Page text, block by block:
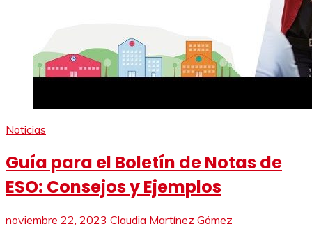
Noticias
Guía para el Boletín de Notas de
ESO: Consejos y Ejemplos
noviembre 22, 2023 Claudia Martínez Gómez